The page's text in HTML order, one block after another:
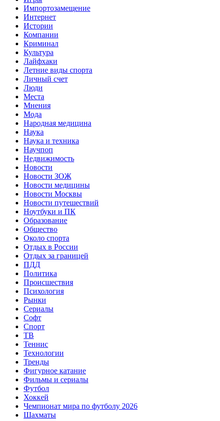
Импортозамещение
Интернет
Истории
Компании
Криминал
Культура
Лайфхаки
Летние виды спорта
Личный счет
Люди
Места
Мнения
Мода
Народная медицина
Наука
Наука и техника
Научпоп
Недвижимость
Новости
Новости ЗОЖ
Новости медицины
Новости Москвы
Новости путешествий
Ноутбуки и ПК
Образование
Общество
Около спорта
Отдых в России
Отдых за границей
ПДД
Политика
Происшествия
Психология
Рынки
Сериалы
Софт
Спорт
ТВ
Теннис
Технологии
Тренды
Фигурное катание
Фильмы и сериалы
Футбол
Хоккей
Чемпионат мира по футболу 2026
Шахматы